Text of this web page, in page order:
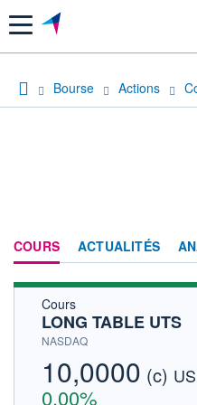
Menu
Bourse Actions
COURS ACTUALITÉS
Cours
LONG TABLE UTS
NASDAQ
10,0000 (c)
0,00%